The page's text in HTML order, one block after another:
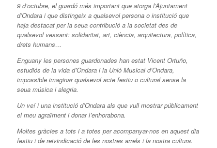
9 d’octubre, el guardó més important que atorga l’Ajuntament
d’Ondara i que distingeix a qualsevol persona o institució que
haja destacat per la seua contribució a la societat des de
qualsevol vessant: solidaritat, art, ciència, arquitectura, política,
drets humans…
Enguany les persones guardonades han estat Vicent Ortuño,
estudiós de la vida d’Ondara i la Unió Musical d’Ondara,
impossible imaginar qualsevol acte festiu o cultural sense la
seua música i alegria.
Un veí i una institució d’Ondara als que vull mostrar públicament
el meu agraïment i donar l’enhorabona.
Moltes gràcies a tots i a totes per acompanyar-nos en aquest dia
festiu i de reivindicació de les nostres arrels i la nostra cultura.